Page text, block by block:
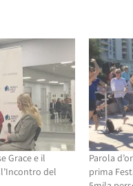
Grace e il
del
Parola
prima